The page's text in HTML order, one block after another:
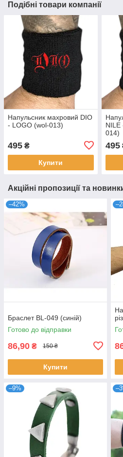
Подібні товари компанії
Напульсник махровий DIO
- LOGO (wol-013)
495 ₴
Купити
NILE
014)
495
Акційні пропозиції та
–42%
Браслет BL-049 (синій)
Готово до відправки
86,90 ₴ 150 ₴
Купити
–9%